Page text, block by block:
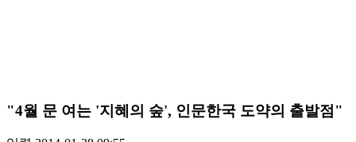
"4월 문 여는 '지혜의 숲', 인문한국 도약의 출발점"